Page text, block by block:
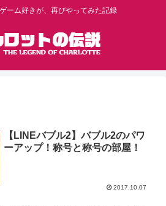
ーム好きが、再びやってみた記録
【LINEバブル2】バブル2のパワ
ーアップ！称号と称号の部屋！
2017.10.07